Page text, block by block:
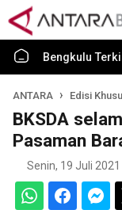
Bengkulu
ANTARA Edisi
BKSDA
Pasaman
Senin, 19 Juli 2021